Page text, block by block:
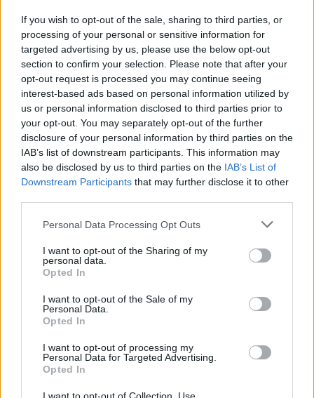
If you wish to opt-out of the sale, sharing to third parties, or
processing of your personal or sensitive information for
targeted advertising by us, please use the below opt-out
section to confirm your selection. Please note that after your
opt-out request is processed you may continue seeing
interest-based ads based on personal information utilized by
us or personal information disclosed to third parties prior to
your opt-out. You may separately opt-out of the further
disclosure of your personal information by third parties on the
IAB’s list of downstream participants. This information may
also be disclosed by us to third parties on the IAB’s List of
Downstream Participants that may further disclose it to other
Please note that this website/app uses one or more Google
not limited to your visit or usage behaviour. You may click to
grant or deny consent to Google and its third-party tags to
use your data for below specified purposes in below Google
consent section.
Personal Data Processing Opt Outs
I want to opt-out of the Sharing of my
personal data.
Opted In
I want to opt-out of the Sale of my
Personal Data.
Opted In
I want to opt-out of processing my
Personal Data for Targeted Advertising.
Opted In
Σχόλια
Σχολίασε εδώ
Αν τα χάσατε
Στη ΓΑΔΑ η 46χρονη που
συμμετοχή στην τραγωδία
της Μαρφίν - Μεταφέρθηκε
απευθείας από το
Τραμπ: «Ο πόλεμος με
σύντομα – Εμείς
τα Στενά του